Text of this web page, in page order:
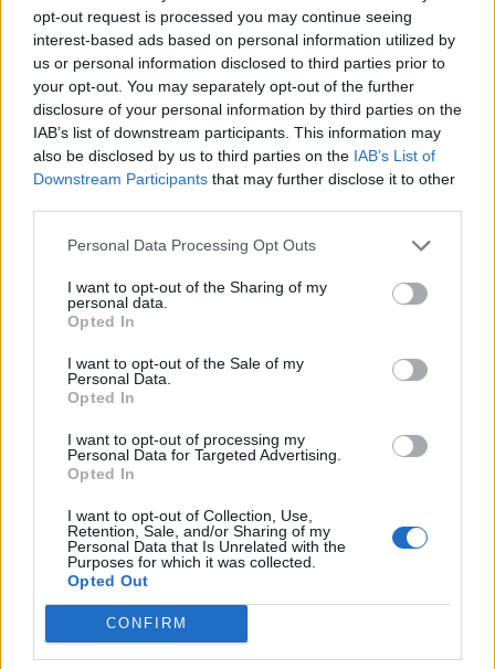
opt-out request is processed you may continue seeing
interest-based ads based on personal information utilized by
us or personal information disclosed to third parties prior to
your opt-out. You may separately opt-out of the further
disclosure of your personal information by third parties on the
IAB’s list of downstream participants. This information may
also be disclosed by us to third parties on the IAB’s List of
Downstream Participants that may further disclose it to other
Personal Data Processing Opt Outs
I want to opt-out of the Sharing of my
personal data.
Opted In
I want to opt-out of the Sale of my
Personal Data.
Opted In
I want to opt-out of processing my
Personal Data for Targeted Advertising.
Opted In
I want to opt-out of Collection, Use,
Retention, Sale, and/or Sharing of my
Personal Data that Is Unrelated with the
Purposes for which it was collected.
Opted Out
CONFIRM
ακόμη αν σου πω τι έγινε;”. Όσα μου είπε τα
επανέλαβε και στους γιατρούς και τους
νοσηλευτές αργότερα. Το σχολείο, δυστυχώς, δεν
στάθηκε στο ύψος των περιστάσεων. Ήταν και
είναι ακόμη μια ιδιαίτερα δύσκολη περίοδος για
εμάς. Κάνουμε ό,τι μπορούμε, ό,τι περνάει από το
χέρι μας, για να ξεπεράσει το παιδάκι μας το
ανοιχτή πληγή», ανέφερε ο πατέρας του
παιδιού όπως μετέδωσε το κεντρικό δελτίο
ειδήσεων του Star.
Η δικηγόρος της οικογένειας, Ανθούλα Ανάσογλου
μιλώντας στον τηλεοπτικό σταθμό κατήγγειλε πως
η δημόσια ψυχολόγος που είχε αναλάβει το παιδί
διέκοψε τη διαδικασία επικαλούμενη «πρόβλημα
κατανόησης της γλώσσας».
«Η δημόσια λειτουργός, η ψυχολόγος που το
παρακολουθούσε, το εγκατέλειψε λέγοντας ότι
υπήρχε πρόβλημα κατανόησης της γλώσσας. Ένα